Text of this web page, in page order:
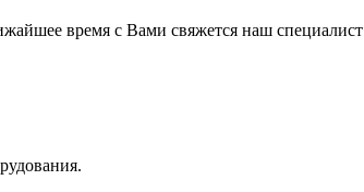
время с Вами свяжется наш специалист